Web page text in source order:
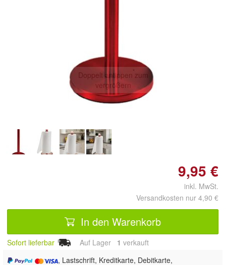
Doppelt antippen zum
vergrößern
9,95 €
inkl. MwSt.
Versandkosten nur 4,90 €
In den Warenkorb
Sofort lieferbar Auf Lager 1 verkauft
, Lastschrift, Kreditkarte, Debitkarte,